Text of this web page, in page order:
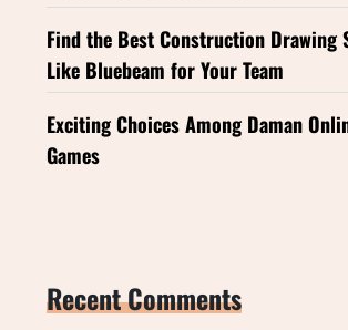
Find the Best Construction Drawing
Like Bluebeam for Your Team
Exciting Choices Among Daman
Games
Recent Comments